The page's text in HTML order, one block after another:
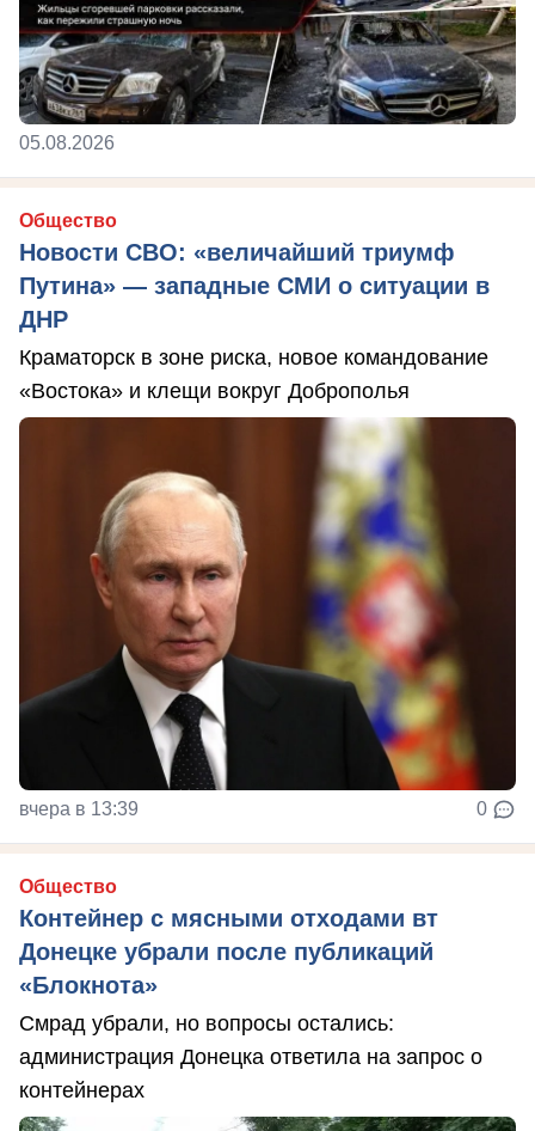
05.08.2026
Общество
Новости СВО: «величайший триумф
Путина» — западные СМИ о ситуации в
ДНР
Краматорск в зоне риска, новое командование
«Востока» и клещи вокруг Доброполья
вчера в 13:39 0
Общество
Контейнер с мясными отходами вт
Донецке убрали после публикаций
«Блокнота»
Смрад убрали, но вопросы остались:
администрация Донецка ответила на запрос о
контейнерах